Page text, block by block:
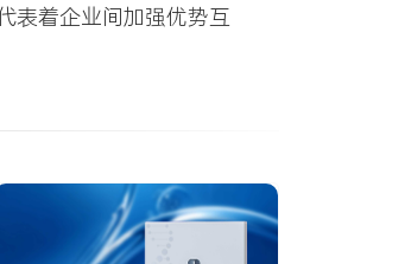
表着企业间加强优势互